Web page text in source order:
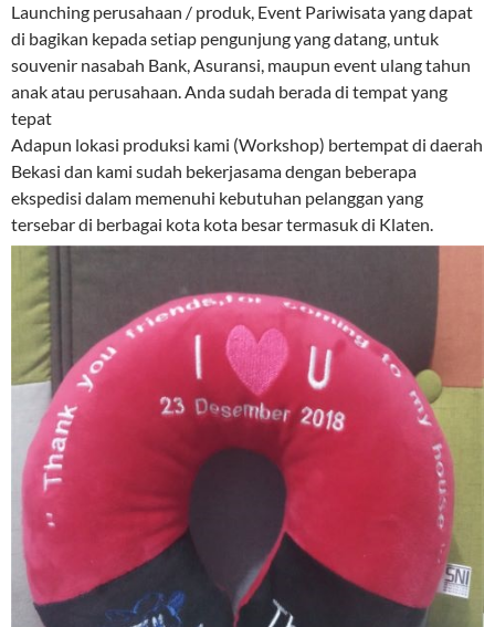
Launching perusahaan / produk, Event Pariwisata yang dapat
di bagikan kepada setiap pengunjung yang datang, untuk
souvenir nasabah Bank, Asuransi, maupun event ulang tahun
anak atau perusahaan. Anda sudah berada di tempat yang
tepat
Adapun lokasi produksi kami (Workshop) bertempat di daerah
Bekasi dan kami sudah bekerjasama dengan beberapa
ekspedisi dalam memenuhi kebutuhan pelanggan yang
tersebar di berbagai kota kota besar termasuk di Klaten.